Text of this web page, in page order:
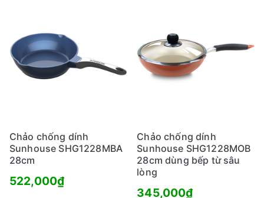
Chảo chống dính
Sunhouse SHG1228MBA
28cm
522,000₫
Chảo chống dính
Sunhouse SHG1228MOB
28cm dùng bếp từ sâu
lòng
345,000₫